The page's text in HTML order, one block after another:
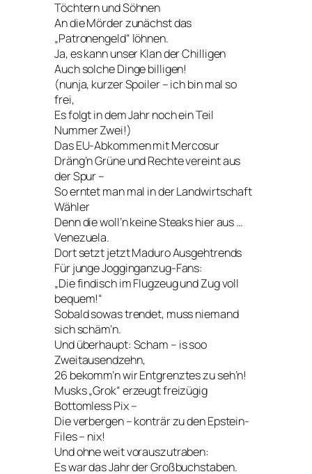
Töchtern und Söhnen
An die Mörder zunächst das
„Patronengeld“ löhnen.
Ja, es kann unser Klan der Chilligen
Auch solche Dinge billigen!
(nunja, kurzer Spoiler – ich bin mal so
frei,
Es folgt in dem Jahr noch ein Teil
Nummer Zwei!)
Das EU-Abkommen mit Mercosur
Dräng’n Grüne und Rechte vereint aus
der Spur –
So erntet man mal in der Landwirtschaft
Wähler
Denn die woll’n keine Steaks hier aus …
Venezuela.
Dort setzt jetzt Maduro Ausgehtrends
Für junge Jogginganzug-Fans:
„Die findisch im Flugzeug und Zug voll
bequem!“
Sobald sowas trendet, muss niemand
sich schäm’n.
Und überhaupt: Scham – is soo
Zweitausendzehn,
26 bekomm’n wir Entgrenztes zu seh’n!
Musks „Grok“ erzeugt freizügig
Bottomless Pix –
Die verbergen – konträr zu den Epstein-
Files – nix!
Und ohne weit vorauszutraben:
Es war das Jahr der Großbuchstaben.